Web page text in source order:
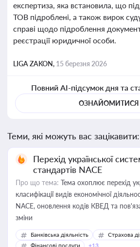
експертиза, яка встановила, що
ТОВ підроблені, а також вирок
справі щодо підроблення
реєстрації юридичної особи.
LIGA ZAKON, 15 березня 2026
Повний AI-підсумок дня та
ОЗНАЙОМИТИСЯ
Теми, які можуть вас зацікавити:
Перехід української
стандартів NACE
Про що тема: Тема охоплює перехід
класифікації видів економічної
NACE, оновлення кодів КВЕД та
зміни
Банківська діяльність
Страхова
Фінансові послуги
+13